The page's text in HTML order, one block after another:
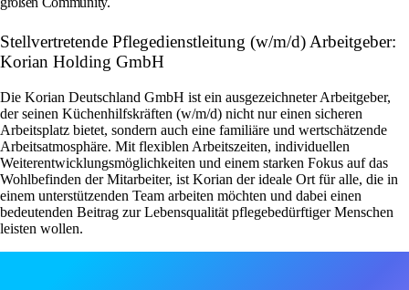
Stellvertretende Pflegedienstleitung (w/m/d) Arbeitgeber:
Korian Holding GmbH
Die Korian Deutschland GmbH ist ein ausgezeichneter Arbeitgeber,
der seinen Küchenhilfskräften (w/m/d) nicht nur einen sicheren
Arbeitsplatz bietet, sondern auch eine familiäre und wertschätzende
Arbeitsatmosphäre. Mit flexiblen Arbeitszeiten, individuellen
Weiterentwicklungsmöglichkeiten und einem starken Fokus auf das
Wohlbefinden der Mitarbeiter, ist Korian der ideale Ort für alle, die in
einem unterstützenden Team arbeiten möchten und dabei einen
bedeutenden Beitrag zur Lebensqualität pflegebedürftiger Menschen
leisten wollen.